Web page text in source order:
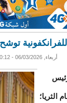
أربعاء, 06/03/2026 - 00:12
الثريا؛